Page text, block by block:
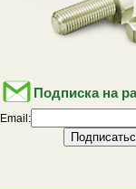
Подписка на
Email: